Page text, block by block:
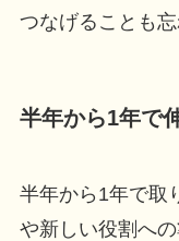
つなげることも忘
半年から1年で
半年から1年で取
や新しい役割へ